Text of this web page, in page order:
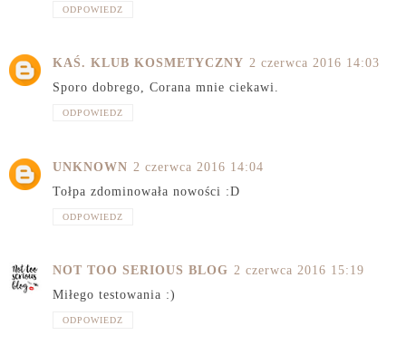
ODPOWIEDZ
KAŚ. KLUB KOSMETYCZNY 2 czerwca 2016 14:03
Sporo dobrego, Corana mnie ciekawi.
ODPOWIEDZ
UNKNOWN 2 czerwca 2016 14:04
Tołpa zdominowała nowości :D
ODPOWIEDZ
NOT TOO SERIOUS BLOG 2 czerwca 2016 15:19
Miłego testowania :)
ODPOWIEDZ